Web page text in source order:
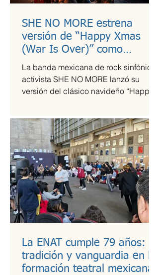
SHE NO MORE estrena
versión de “Happy Xmas
(War Is Over)” como
llamado a la empatía en
tiempos de guerra
La banda mexicana de rock sinfónico
activista SHE NO MORE lanzó su
versión del clásico navideño “Happy
transforma el himno pacifista en un
arreglo metal sinfónico que mantiene
su esencia esperanzadora, pero con la
potencia característica del grupo.
La ENAT cumple 79 años:
tradición y vanguardia en la
formación teatral mexicana